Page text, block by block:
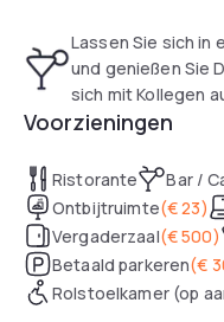
Lassen Sie sich in
und genießen Sie
sich mit Kollegen
Voorzieningen
Ristorante
Bar /
Ontbijtruimte(€ 23)
Vergaderzaal(€ 500)
Betaald parkeren(€
Rolstoelkamer (op